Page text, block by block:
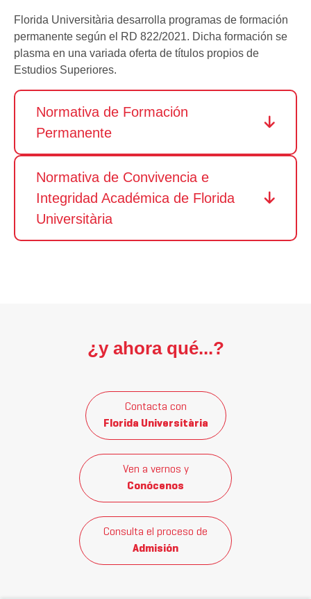
Florida Universitària desarrolla programas de formación
permanente según el RD 822/2021. Dicha formación se
plasma en una variada oferta de títulos propios de
Estudios Superiores.
Normativa de Formación
Permanente
Normativa de Convivencia e
Integridad Académica de Florida
Universitària
¿y ahora qué...?
Contacta con
Florida Universitària
Ven a vernos y
Conócenos
Consulta el proceso de
Admisión